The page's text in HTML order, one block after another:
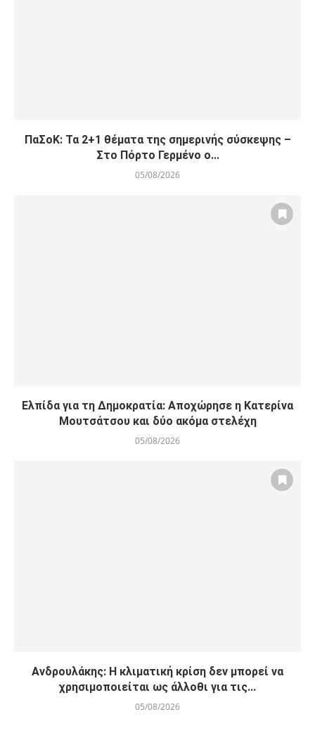
ΠαΣοΚ: Τα 2+1 θέματα της σημερινής σύσκεψης –
Στο Πόρτο Γερμένο ο...
05/08/2026
Ελπίδα για τη Δημοκρατία: Αποχώρησε η Κατερίνα
Μουτσάτσου και δύο ακόμα στελέχη
05/08/2026
Ανδρουλάκης: Η κλιματική κρίση δεν μπορεί να
χρησιμοποιείται ως άλλοθι για τις...
05/08/2026